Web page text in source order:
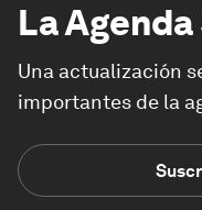
La Agenda
Una actualización
importantes de la